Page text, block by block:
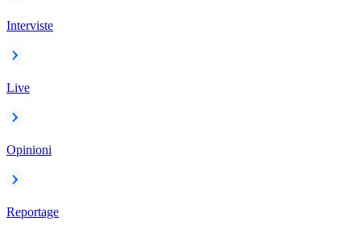
Interviste
Live
Opinioni
Reportage